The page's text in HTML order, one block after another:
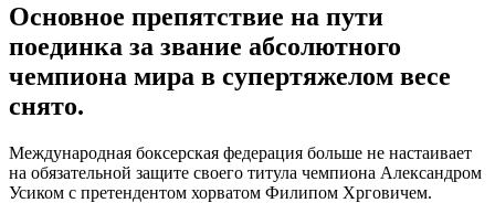
Основное препятствие на пути
поединка за звание абсолютного
чемпиона мира в супертяжелом весе
снято.
Международная боксерская федерация больше не настаивает
на обязательной защите своего титула чемпиона Александром
Усиком с претендентом хорватом Филипом Хрговичем.